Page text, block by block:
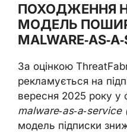
ПОХОДЖЕННЯ
МОДЕЛЬ
За оцінкою
рекламується на
вересня 2025 року у
malware‑as‑a‑service
модель підписки